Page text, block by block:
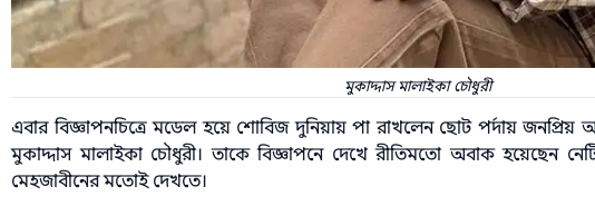
মুকাদ্দাস মালাইকা চৌধুরী
এবার বিজ্ঞাপনচিত্রে মডেল হয়ে শোবিজ দুনিয়ায় পা রাখলেন ছোট পর্দায় জনপ্রিয়
মুকাদ্দাস মালাইকা চৌধুরী। তাকে বিজ্ঞাপনে দেখে রীতিমতো অবাক হয়েছেন
মেহজাবীনের মতোই দেখতে।